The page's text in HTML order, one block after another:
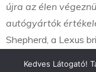
újra az élen
autógyártók
Shepherd, a Lexus
Kedves Látogató!